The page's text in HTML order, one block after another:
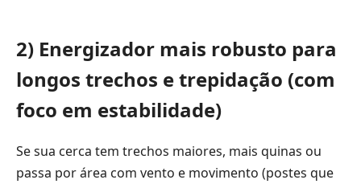
2) Energizador mais robusto para
longos trechos e trepidação (com
foco em estabilidade)
Se sua cerca tem trechos maiores, mais quinas ou
passa por área com vento e movimento (postes que